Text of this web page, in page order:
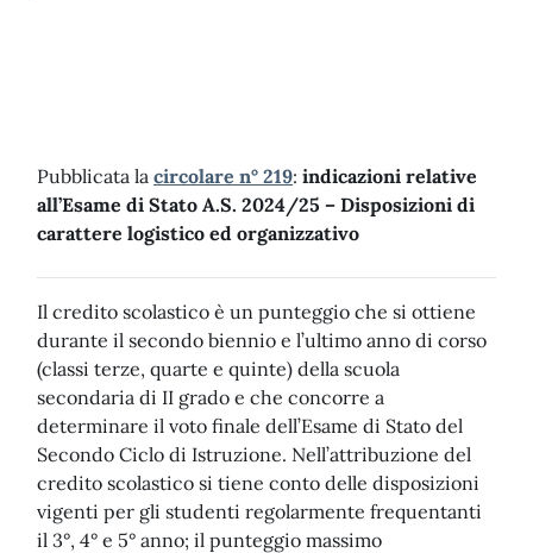
Pubblicata la circolare n° 219: indicazioni relative
all’Esame di Stato A.S. 2024/25 – Disposizioni di
carattere logistico ed organizzativo
Il credito scolastico è un punteggio che si ottiene
durante il secondo biennio e l’ultimo anno di corso
(classi terze, quarte e quinte) della scuola
secondaria di II grado e che concorre a
determinare il voto finale dell’Esame di Stato del
Secondo Ciclo di Istruzione. Nell’attribuzione del
credito scolastico si tiene conto delle disposizioni
vigenti per gli studenti regolarmente frequentanti
il 3°, 4° e 5° anno; il punteggio massimo